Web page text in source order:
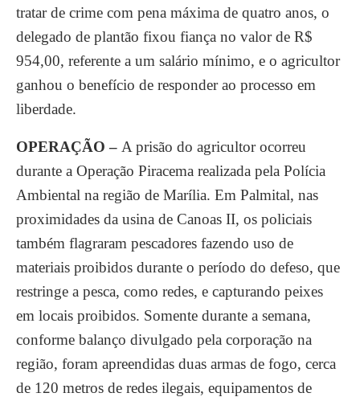
tratar de crime com pena máxima de quatro anos, o
delegado de plantão fixou fiança no valor de R$
954,00, referente a um salário mínimo, e o agricultor
ganhou o benefício de responder ao processo em
liberdade.
OPERAÇÃO – A prisão do agricultor ocorreu
durante a Operação Piracema realizada pela Polícia
Ambiental na região de Marília. Em Palmital, nas
proximidades da usina de Canoas II, os policiais
também flagraram pescadores fazendo uso de
materiais proibidos durante o período do defeso, que
restringe a pesca, como redes, e capturando peixes
em locais proibidos. Somente durante a semana,
conforme balanço divulgado pela corporação na
região, foram apreendidas duas armas de fogo, cerca
de 120 metros de redes ilegais, equipamentos de